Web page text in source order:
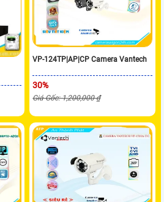
VP-124TP|AP|CP Camera Vantech
30%
Giá Gốc: 1,200,000 ₫